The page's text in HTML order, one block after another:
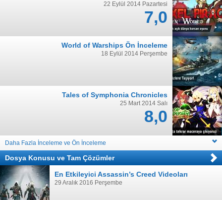
22 Eylül 2014 Pazartesi
7,0
World of Warships Ön İnceleme
18 Eylül 2014 Perşembe
Tales of Symphonia Chronicles
25 Mart 2014 Salı
8,0
Daha Fazla İnceleme ve Ön İnceleme
Dosya Konusu ve Tam Çözümler
En Etkileyici Assassin’s Creed Videoları
29 Aralık 2016 Perşembe